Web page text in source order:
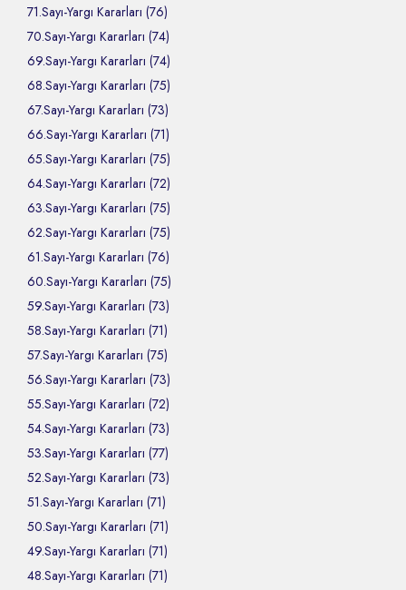
71.Sayı-Yargı Kararları (76)
70.Sayı-Yargı Kararları (74)
69.Sayı-Yargı Kararları (74)
68.Sayı-Yargı Kararları (75)
67.Sayı-Yargı Kararları (73)
66.Sayı-Yargı Kararları (71)
65.Sayı-Yargı Kararları (75)
64.Sayı-Yargı Kararları (72)
63.Sayı-Yargı Kararları (75)
62.Sayı-Yargı Kararları (75)
61.Sayı-Yargı Kararları (76)
60.Sayı-Yargı Kararları (75)
59.Sayı-Yargı Kararları (73)
58.Sayı-Yargı Kararları (71)
57.Sayı-Yargı Kararları (75)
56.Sayı-Yargı Kararları (73)
55.Sayı-Yargı Kararları (72)
54.Sayı-Yargı Kararları (73)
53.Sayı-Yargı Kararları (77)
52.Sayı-Yargı Kararları (73)
51.Sayı-Yargı Kararları (71)
50.Sayı-Yargı Kararları (71)
49.Sayı-Yargı Kararları (71)
48.Sayı-Yargı Kararları (71)